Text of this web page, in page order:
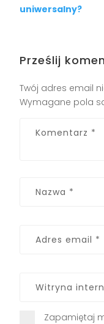
uniwersalny?
Prześlij
Twój adres email
Wymagane pola
Zapamiętaj